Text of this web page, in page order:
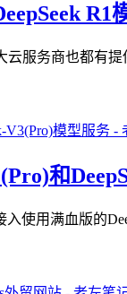
R1
云服务商也都有
和
使用满血版的